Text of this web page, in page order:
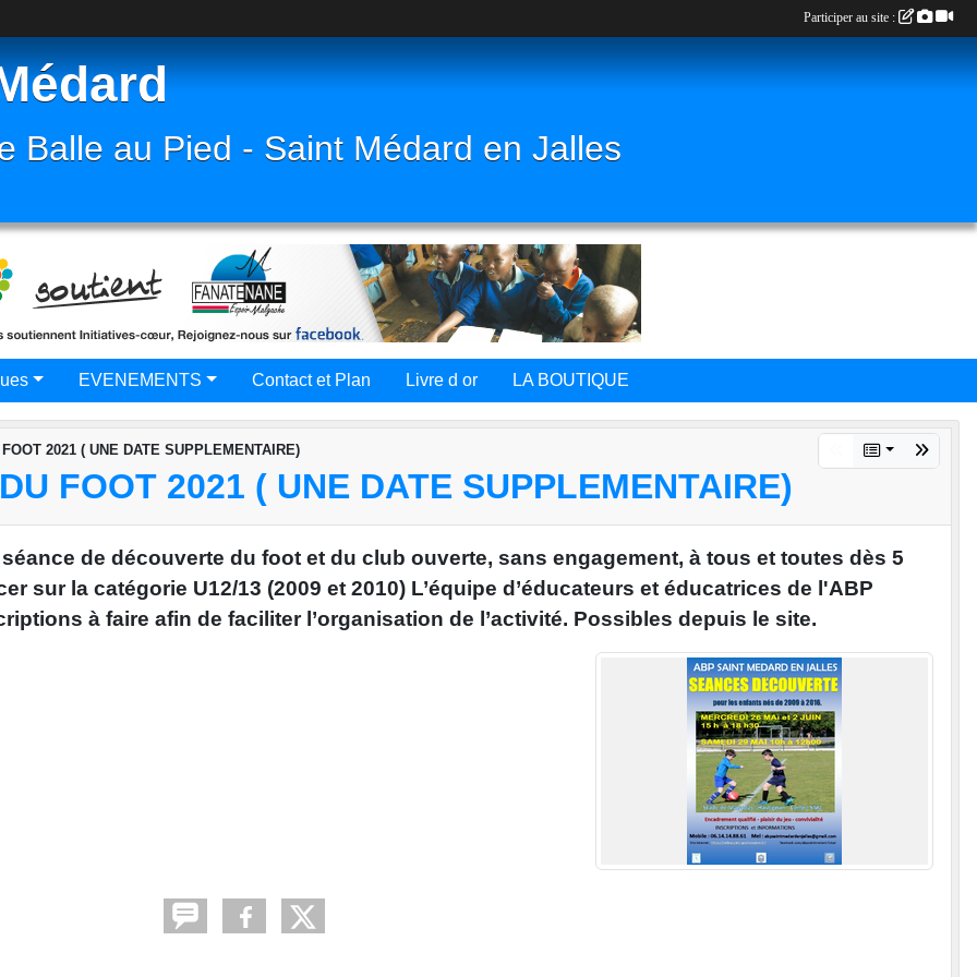
Balle au Pied - Saint Médard en Jalles
EVENEMENTS Contact et Plan Livre d or LA BOUTIQUE
2021 ( UNE DATE SUPPLEMENTAIRE)
FOOT 2021 ( UNE DATE SUPPLEMENTAIRE)
de découverte du foot et du club ouverte, sans engagement, à tous et toutes dès 5
sur la catégorie U12/13 (2009 et 2010) L’équipe d’éducateurs et éducatrices de l'ABP
à faire afin de faciliter l’organisation de l’activité. Possibles depuis le site.
Participer au site :